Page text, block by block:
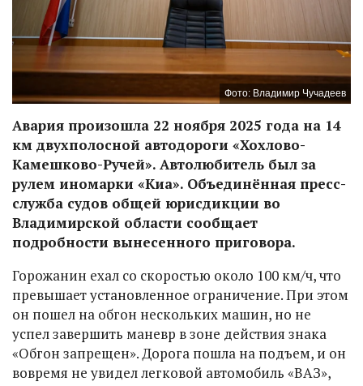
Фото: Владимир Чучадеев
Авария произошла 22 ноября 2025 года на 14
км двухполосной автодороги «Хохлово-
Камешково-Ручей». Автолюбитель был за
рулем иномарки «Киа». Объединённая пресс-
служба судов общей юрисдикции во
Владимирской области сообщает
подробности вынесенного приговора.
Горожанин ехал со скоростью около 100 км/ч, что
превышает установленное ограничение. При этом
он пошел на обгон нескольких машин, но не
успел завершить маневр в зоне действия знака
«Обгон запрещен». Дорога пошла на подъем, и он
вовремя не увидел легковой автомобиль «ВАЗ»,